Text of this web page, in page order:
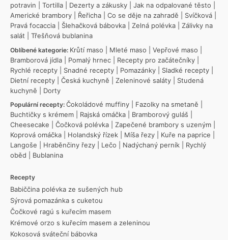
potravin
Tortilla Dezerty a zákusky Jak na odpalované těsto
Americké brambory
Řeřicha Co se děje na zahradě Svíčková
Pravá focaccia
Šlehačková bábovka Zelná polévka
Zálivky na
salát
Třešňová bublanina
Oblíbené kategorie: Krůtí maso Mleté maso Vepřové maso
Bramborová jídla
Pomalý hrnec Recepty pro začátečníky
Rychlé recepty
Snadné recepty Pomazánky Sladké recepty
Dietní recepty
Česká kuchyně Zeleninové saláty
Studená
kuchyně
Dorty
Populární recepty: Čokoládové muffiny Fazolky na smetaně
Buchtičky s krémem
Rajská omáčka Bramborový guláš
Cheesecake
Čočková polévka Zapečené brambory s uzeným
Koprová omáčka
Holandský řízek Míša řezy Kuře na paprice
Langoše
Hraběnčiny řezy Lečo Nadýchaný perník
Rychlý
oběd
Bublanina
Recepty
Babiččina polévka ze sušených hub
Sýrová pomazánka s cuketou
Čočkové ragú s kuřecím masem
Krémové orzo s kuřecím masem a zeleninou
Kokosová sváteční bábovka